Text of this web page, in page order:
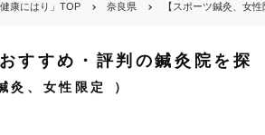
康にはり」TOP 奈良県 【スポーツ鍼灸、女
すすめ・評判の鍼灸院を探
灸、女性限定